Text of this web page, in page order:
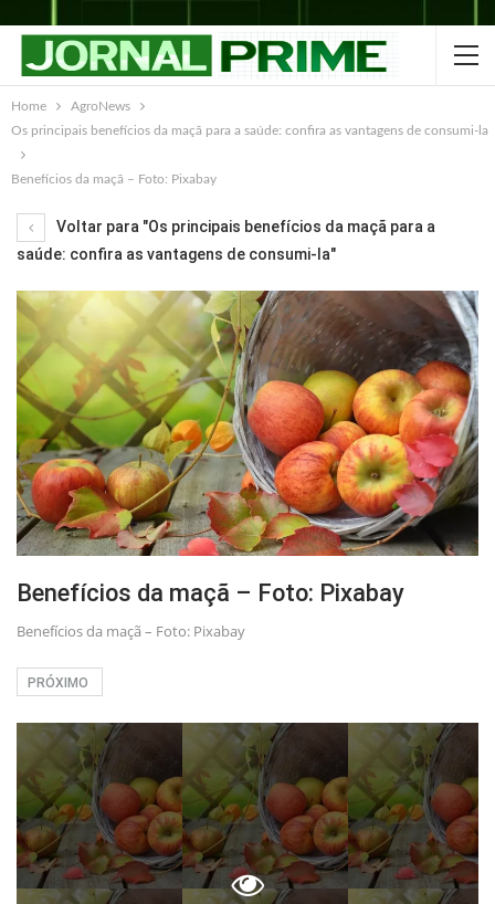
Home
AgroNews
Os principais benefícios da maçã para a saúde: confira as vantagens de consumi-la
Benefícios da maçã – Foto: Pixabay
Voltar para "Os principais benefícios da maçã para a
saúde: confira as vantagens de consumi-la"
Benefícios da maçã – Foto: Pixabay
Benefícios da maçã – Foto: Pixabay
PRÓXIMO